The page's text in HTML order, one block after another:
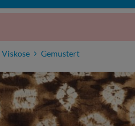
Viskose Gemustert